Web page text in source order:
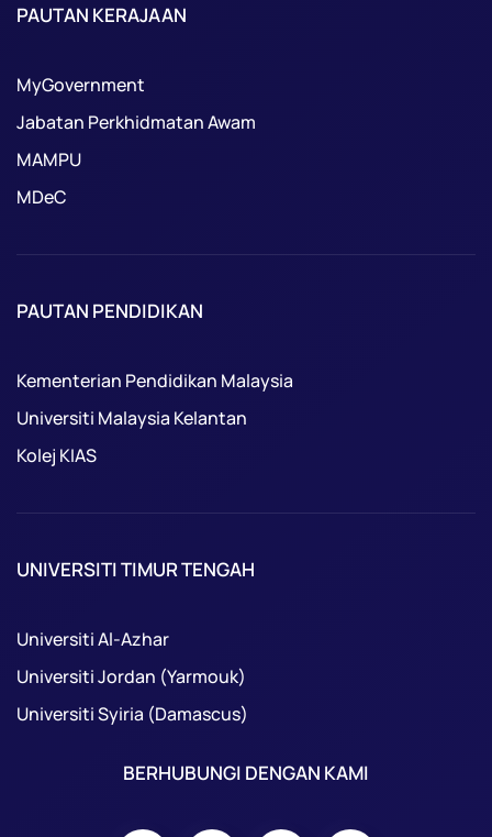
PAUTAN KERAJAAN
MyGovernment
Jabatan Perkhidmatan Awam
MAMPU
MDeC
PAUTAN PENDIDIKAN
Kementerian Pendidikan Malaysia
Universiti Malaysia Kelantan
Kolej KIAS
UNIVERSITI TIMUR TENGAH
Universiti Al-Azhar
Universiti Jordan (Yarmouk)
Universiti Syiria (Damascus)
BERHUBUNGI DENGAN KAMI